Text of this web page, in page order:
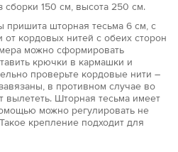
150 см, высота 250 см.
пришита шторная тесьма 6 см, с
кордовых нитей с обеих сторон
можно сформировать
крючки в кармашки и
проверьте кордовые нити –
в противном случае во
вылететь. Шторная тесьма имеет
можно регулировать не
крепление подходит для